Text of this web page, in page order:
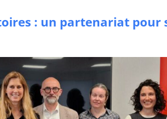
: un partenariat